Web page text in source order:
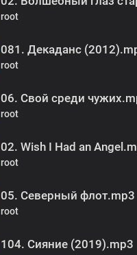
root
081. Декаданс
root
06. Свой среди
root
02. Wish I Had an
root
05. Северный флот.mp3
root
104. Сияние (2019).mp3